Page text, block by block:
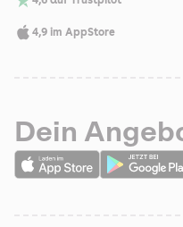
4,9 im AppStore
Dein